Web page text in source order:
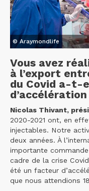
© Araymondlife
Vous avez
à l’export
du Covid a-t-
d’accélération
Nicolas Thivant,
2020-2021 ont, en
injectables. Notre
deux années. À
importante
cadre de la crise
été un facteur
que nous attendions